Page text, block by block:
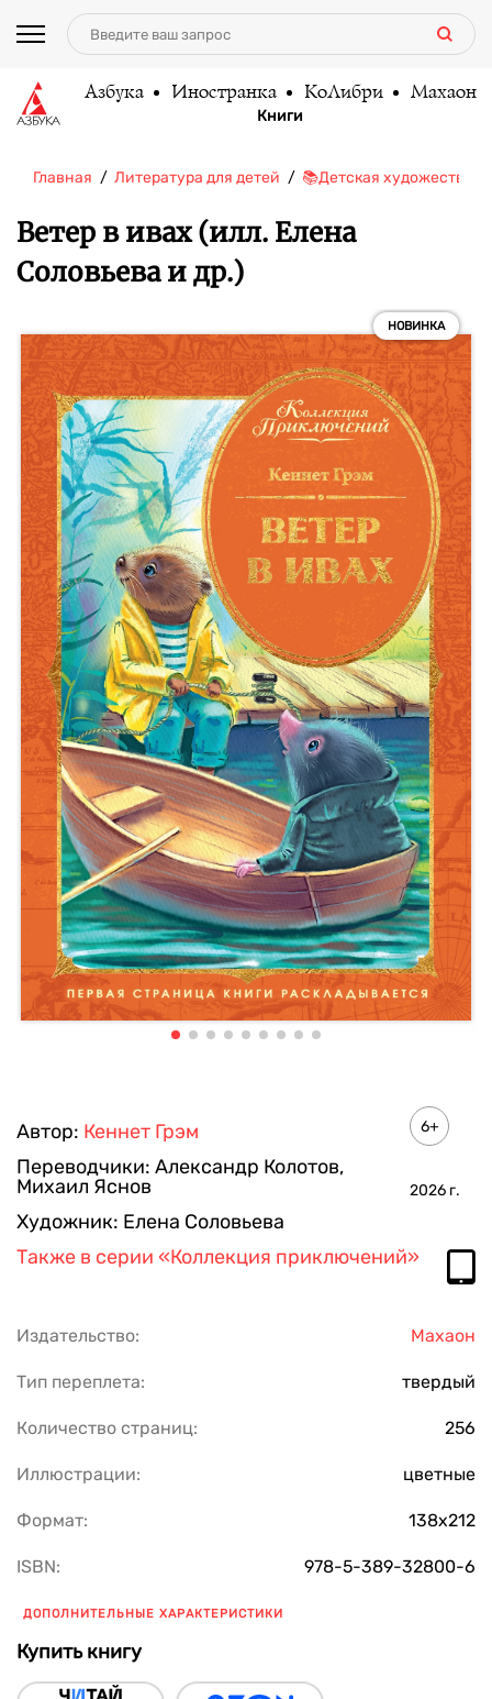
Азбука Иностранка КоЛибри Махаон
Книги
Главная Литература для детей 📚Детская
Ветер в ивах (илл. Елена
Соловьева и др.)
НОВИНКА
Автор: Кеннет Грэм
Переводчики: Александр Колотов,
Михаил Яснов
Художник: Елена Соловьева
6+
2026 г.
Также в серии «Коллекция приключений»
Издательство: Махаон
Тип переплета: твердый
Количество страниц: 256
Иллюстрации: цветные
Формат: 138x212
ISBN: 978-5-389-32800-6
ДОПОЛНИТЕЛЬНЫЕ ХАРАКТЕРИСТИКИ
Купить книгу